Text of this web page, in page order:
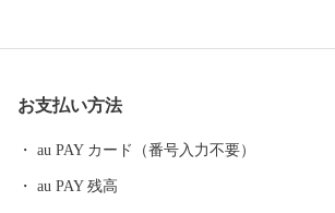
され、数多くのゴルフ場が立地する(ゴルフ場
一)ほか、「三木ホースランドパーク」「山田
ど、観光資源も多彩なものがあります。
お支払い方法
au PAY カード（番号入力不要）
au PAY 残高